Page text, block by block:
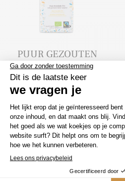
PUUR GEZOUTEN
BOTER KARAMEL
(70G)
4,90€